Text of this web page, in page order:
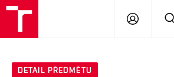
DETAIL PŘEDMĚTU